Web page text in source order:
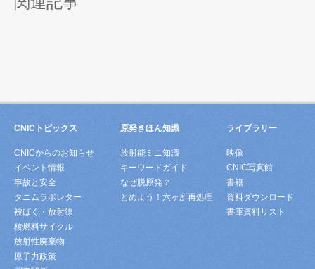
CNICトピックス
CNICからのお知らせ
イベント情報
事故と安全
タニムラボレター
被ばく・放射線
核燃料サイクル
放射性廃棄物
原子力政策
原発きほん知識
放射能ミニ知識
キーワードガイド
なぜ脱原発？
とめよう！六ヶ所再処理
ライブラリー
映像
CNIC写真館
書籍
資料ダウンロード
書庫資料リスト